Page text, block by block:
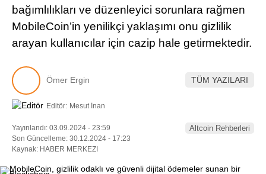
bağımlılıkları ve düzenleyici sorunlara rağmen
MobileCoin’in yenilikçi yaklaşımı onu gizlilik
arayan kullanıcılar için cazip hale getirmektedir.
Ömer Ergin TÜM YAZILARI
Editör: Mesut İnan
Yayınlandı: 03.09.2024 - 23:59
Son Güncelleme: 30.12.2024 - 17:23
Kaynak: HABER MERKEZI
Altcoin Rehberleri